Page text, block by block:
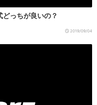
っちが良いの？
2019/09/04